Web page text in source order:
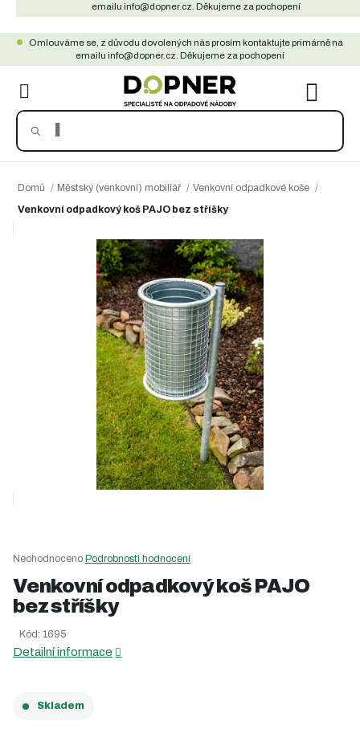
obsah
emailu info@dopner.cz. Děkujeme za pochopení
Omlouváme se, z důvodu dovolených nás prosím kontaktujte primárně na
emailu info@dopner.cz. Děkujeme za pochopení
KOŠÍK
Domů / Městský (venkovní) mobiliář / Venkovní odpadkové koše /
Venkovní odpadkový koš PAJO bez stříšky
Průměrné
produktu
je
5
Neohodnoceno Podrobnosti hodnocení
Venkovní odpadkový koš PAJO
bez stříšky
Kód: 1695
Detailní informace
Skladem